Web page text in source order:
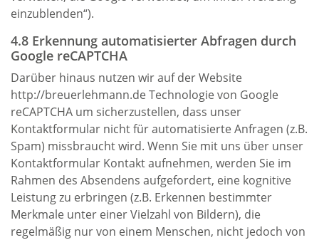
einzublenden“).
4.8 Erkennung automatisierter Abfragen durch
Google reCAPTCHA
Darüber hinaus nutzen wir auf der Website
http://breuerlehmann.de Technologie von Google
reCAPTCHA um sicherzustellen, dass unser
Kontaktformular nicht für automatisierte Anfragen (z.B.
Spam) missbraucht wird. Wenn Sie mit uns über unser
Kontaktformular Kontakt aufnehmen, werden Sie im
Rahmen des Absendens aufgefordert, eine kognitive
Leistung zu erbringen (z.B. Erkennen bestimmter
Merkmale unter einer Vielzahl von Bildern), die
regelmäßig nur von einem Menschen, nicht jedoch von